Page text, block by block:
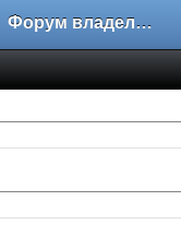
Форум владельцев интернет-магазинов